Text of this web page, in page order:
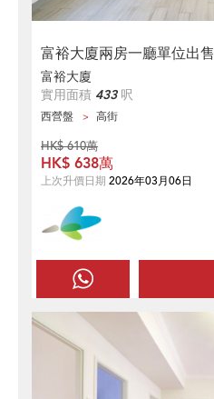
富裕大廈兩房一廳單位出售
富裕大廈
實用面積 433呎
西營盤 高街
HK$ 610萬
HK$ 638萬
上次升價日期 2026年03月06日